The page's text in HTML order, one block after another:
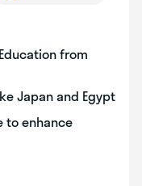
from
Japan and Egypt
to enhance